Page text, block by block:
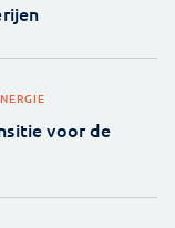
voor de